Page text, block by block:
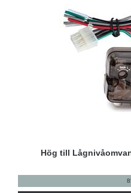
Hög till